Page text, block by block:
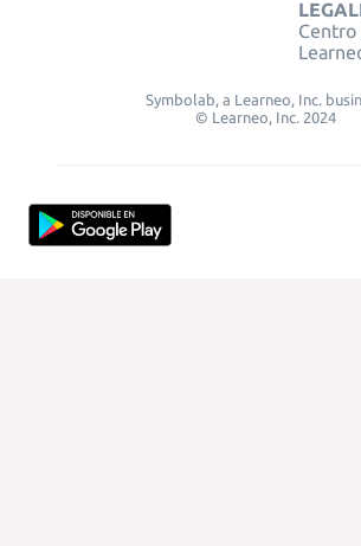
Centro
Symbolab, a Learneo, Inc.
© Learneo, Inc. 2024